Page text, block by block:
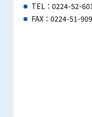
TEL：0224-52-
FAX：0224-51-